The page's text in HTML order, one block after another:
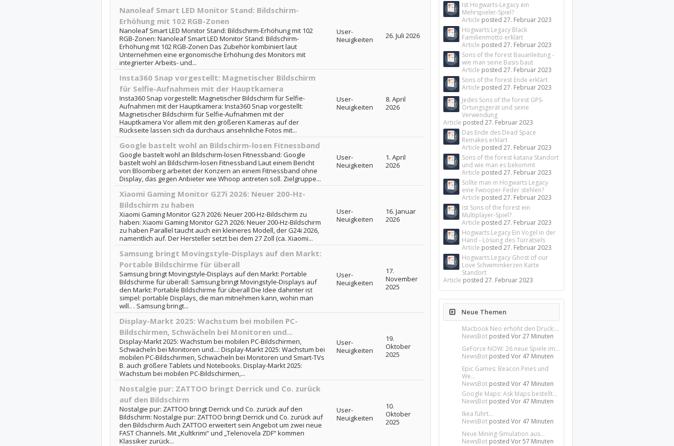
Nanoleaf Smart LED Monitor Stand: Bildschirm-
Erhöhung mit 102 RGB-Zonen
Nanoleaf Smart LED Monitor Stand: Bildschirm-Erhöhung mit 102
RGB-Zonen: Nanoleaf Smart LED Monitor Stand: Bildschirm-
Erhöhung mit 102 RGB-Zonen Das Zubehör kombiniert laut
Unternehmen eine ergonomische Erhöhung des Monitors mit
integrierter Arbeits- und...
User-
Neuigkeiten
26. Juli 2026
Insta360 Snap vorgestellt: Magnetischer Bildschirm
für Selfie-Aufnahmen mit der Hauptkamera
Insta360 Snap vorgestellt: Magnetischer Bildschirm für Selfie-
Aufnahmen mit der Hauptkamera: Insta360 Snap vorgestellt:
Magnetischer Bildschirm für Selfie-Aufnahmen mit der
Hauptkamera Vor allem mit den größeren Kameras auf der
Rückseite lassen sich da durchaus ansehnliche Fotos mit...
User-
Neuigkeiten
8. April
2026
Google bastelt wohl an Bildschirm-losen Fitnessband
Google bastelt wohl an Bildschirm-losen Fitnessband: Google
bastelt wohl an Bildschirm-losen Fitnessband Laut einem Bericht
von Bloomberg arbeitet der Konzern an einem Fitnessband ohne
Display, das gegen Anbieter wie Whoop antreten soll. Zielgruppe...
User-
Neuigkeiten
1. April
2026
Xiaomi Gaming Monitor G27i 2026: Neuer 200-Hz-
Bildschirm zu haben
Xiaomi Gaming Monitor G27i 2026: Neuer 200-Hz-Bildschirm zu
haben: Xiaomi Gaming Monitor G27i 2026: Neuer 200-Hz-Bildschirm
zu haben Parallel taucht auch ein kleineres Modell, der G24i 2026,
namentlich auf. Der Hersteller setzt bei dem 27 Zoll (ca. Xiaomi...
User-
Neuigkeiten
16. Januar
2026
Samsung bringt Movingstyle-Displays auf den Markt:
Portable Bildschirme für überall
Samsung bringt Movingstyle-Displays auf den Markt: Portable
Bildschirme für überall: Samsung bringt Movingstyle-Displays auf
den Markt: Portable Bildschirme für überall Die Idee dahinter ist
simpel: portable Displays, die man mitnehmen kann, wohin man
will.. . Samsung bringt...
User-
Neuigkeiten
17.
November
2025
Display-Markt 2025: Wachstum bei mobilen PC-
Bildschirmen, Schwächeln bei Monitoren und...
Display-Markt 2025: Wachstum bei mobilen PC-Bildschirmen,
Schwächeln bei Monitoren und...: Display-Markt 2025: Wachstum bei
mobilen PC-Bildschirmen, Schwächeln bei Monitoren und Smart-TVs
B. auch größere Tablets und Notebooks. Display-Markt 2025:
Wachstum bei mobilen PC-Bildschirmen,...
User-
Neuigkeiten
19.
Oktober
2025
Nostalgie pur: ZATTOO bringt Derrick und Co. zurück
auf den Bildschirm
Nostalgie pur: ZATTOO bringt Derrick und Co. zurück auf den
Bildschirm: Nostalgie pur: ZATTOO bringt Derrick und Co. zurück auf
den Bildschirm Auch ZATTOO erweitert sein Angebot um zwei neue
FAST Channels. Mit „Kultkrimi“ und „Telenovela ZDF“ kommen
Klassiker zurück...
User-
Neuigkeiten
10.
Oktober
2025
Ist Hogwarts-Legacy ein
Mehrspieler-Spiel?
Article posted27. Februar 2023
Hogwarts Legacy Black
Familienmotto erklärt
Article posted27. Februar 2023
Sons of the forest Bauanleitung -
wie man seine Basis baut
Article posted27. Februar 2023
Sons of the forest Ende erklärt
Article posted27. Februar 2023
Jedes Sons of the forest GPS-
Ortungsgerät und seine
Verwendung
Article posted27. Februar 2023
Das Ende des Dead Space
Remakes erklärt
Article posted27. Februar 2023
Sons of the forest katana Standort
und wie man es bekommt
Article posted27. Februar 2023
Sollte man in Hogwarts Legacy
eine Fwooper-Feder stehlen?
Article posted27. Februar 2023
Ist Sons of the forest ein
Multiplayer-Spiel?
Article posted27. Februar 2023
Hogwarts Legacy Ein Vogel in der
Hand - Lösung des Türrätsels
Article posted27. Februar 2023
Hogwarts Legacy Ghost of our
Love Schwimmkerzen Karte
Standort
Article posted27. Februar 2023
Neue Themen
Macbook Neo erhöht den Druck:...
NewsBot postedVor 27 Minuten
GeForce NOW: 26 neue Spiele im...
NewsBot postedVor 47 Minuten
Epic Games: Beacon Pines und
We...
NewsBot postedVor 47 Minuten
Google Maps: Ask Maps bestellt...
NewsBot postedVor 47 Minuten
Ikea führt...
NewsBot postedVor 47 Minuten
Neue Mining-Simulation aus...
NewsBot postedVor 57 Minuten